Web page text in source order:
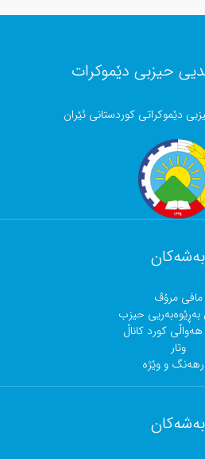
حیزبی دێموکرات
دێموکراتی کوردستانی ئێران
بەشەکان
مافی مرۆڤ
بەڕێوەبەریی حیزب
کورد کاناڵ
وتار
و وێژە
بەشەکان